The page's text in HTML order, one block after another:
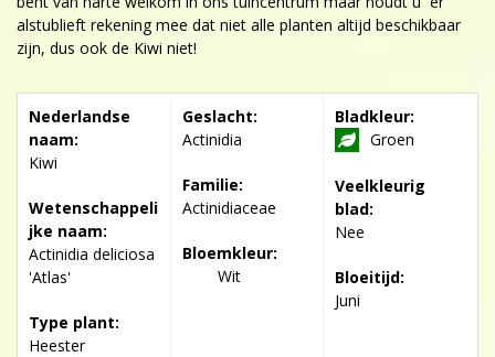
alstublieft rekening mee dat niet alle planten altijd beschikbaar
zijn, dus ook de Kiwi niet!
Nederlandse
naam:
Kiwi
Wetenschappeli
jke naam:
Actinidia deliciosa
'Atlas'
Type plant:
Heester
Geslacht:
Actinidia
Familie:
Actinidiaceae
Bloemkleur:
Wit
Bladkleur:
Groen
Veelkleurig
blad:
Nee
Bloeitijd:
Juni